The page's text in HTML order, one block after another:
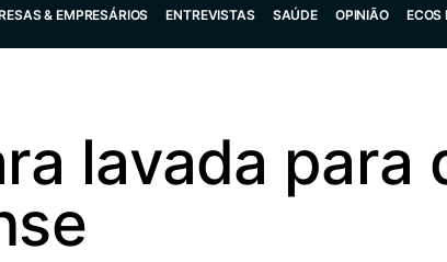
& EMPRESÁRIOS ENTREVISTAS SAÚDE OPINIÃO ECOS
lavada